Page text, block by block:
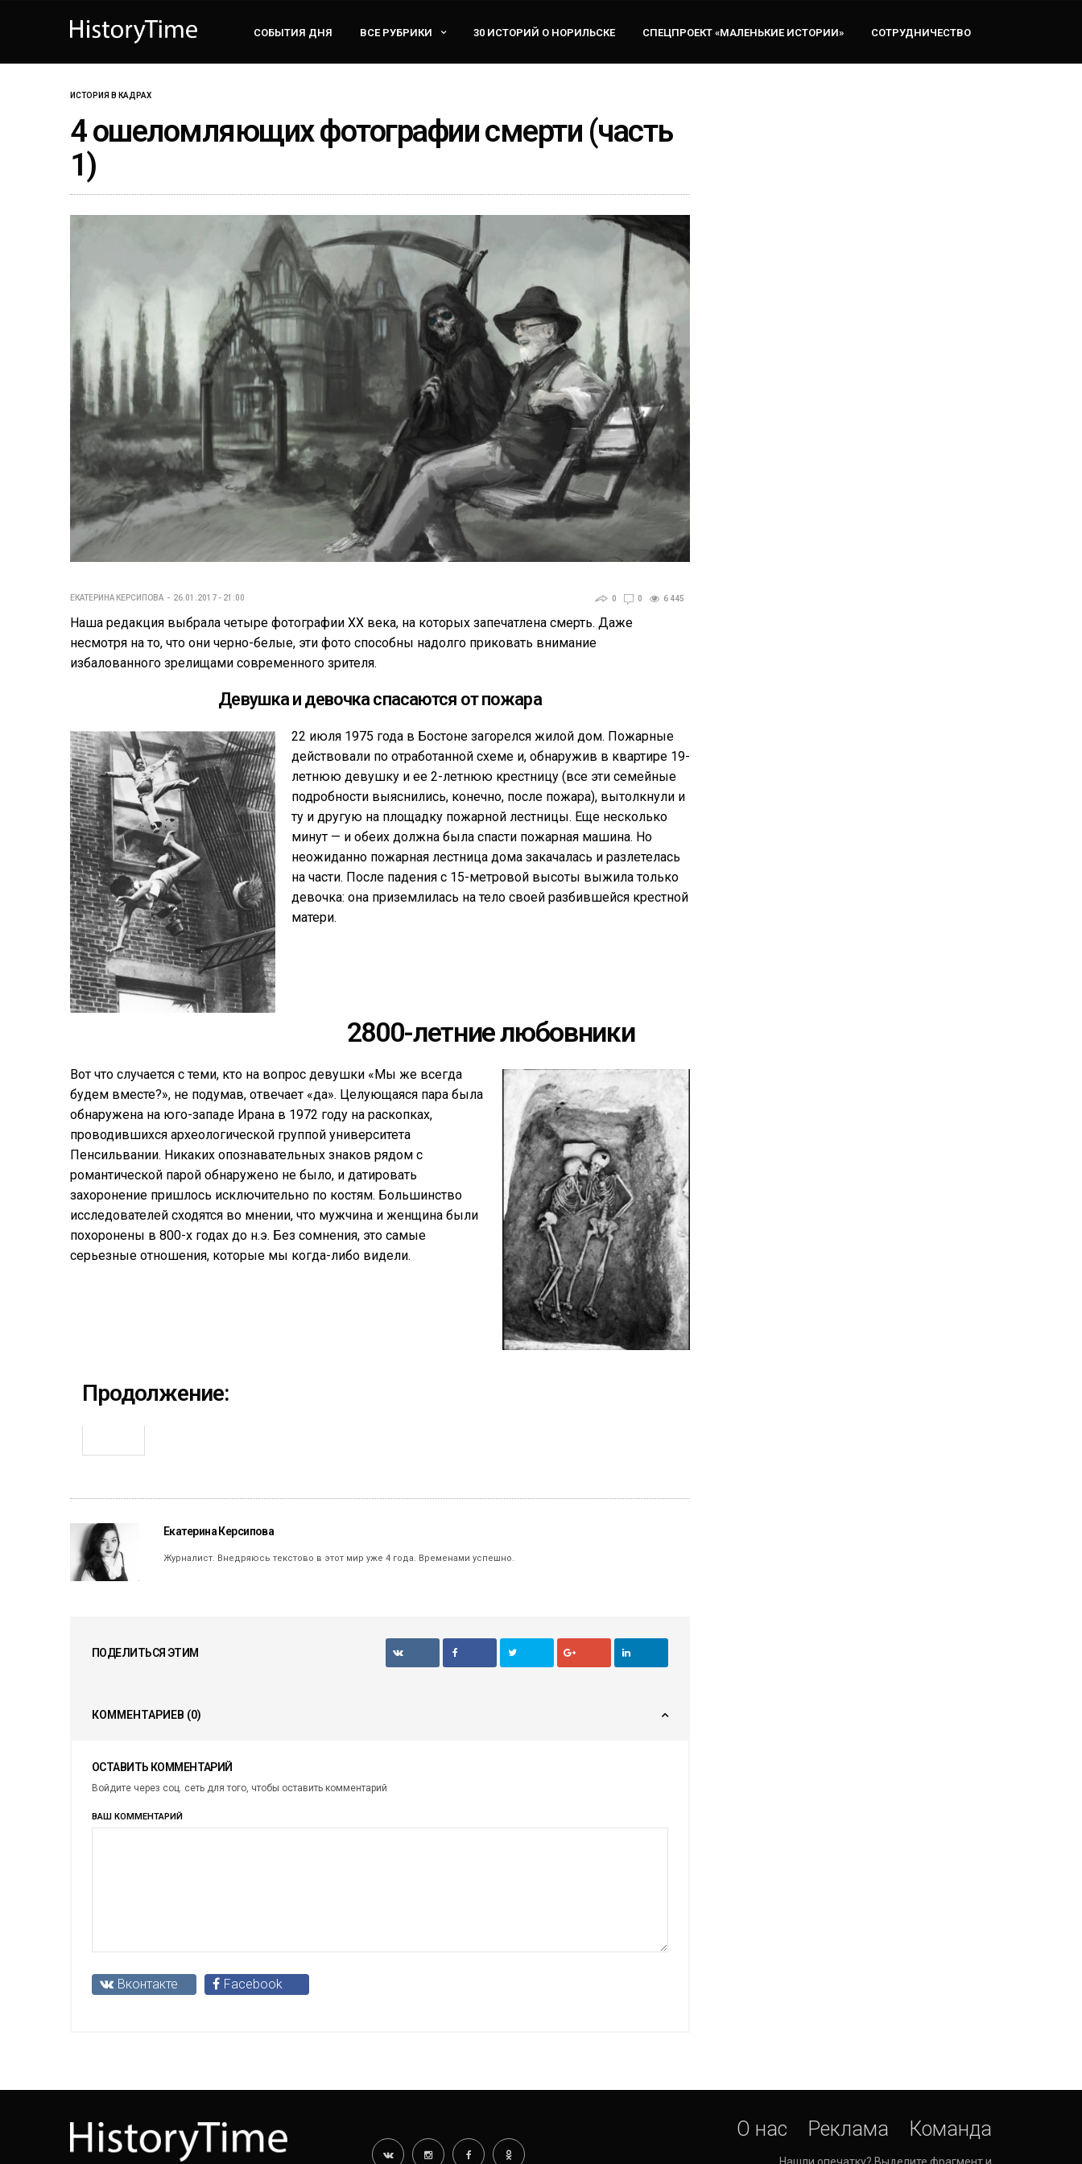
СОБЫТИЯ ДНЯ ВСЕ РУБРИКИ 30 ИСТОРИЙ О НОРИЛЬСКЕ СПЕЦПРОЕКТ «МАЛЕНЬКИЕ ИСТОРИИ» СОТРУДНИЧЕСТВО
ИСТОРИЯ В КАДРАХ
4 ошеломляющих фотографии смерти (часть
1)
ЕКАТЕРИНА КЕРСИПОВА 26.01.2017 - 21:00 0 0 6 445
Наша редакция выбрала четыре фотографии XX века, на которых запечатлена смерть. Даже
несмотря на то, что они черно-белые, эти фото способны надолго приковать внимание
избалованного зрелищами современного зрителя.
Девушка и девочка спасаются от пожара
22 июля 1975 года в Бостоне загорелся жилой дом. Пожарные
действовали по отработанной схеме и, обнаружив в квартире 19-
летнюю девушку и ее 2-летнюю крестницу (все эти семейные
подробности выяснились, конечно, после пожара), вытолкнули и
ту и другую на площадку пожарной лестницы. Еще несколько
минут — и обеих должна была спасти пожарная машина. Но
неожиданно пожарная лестница дома закачалась и разлетелась
на части. После падения с 15-метровой высоты выжила только
девочка: она приземлилась на тело своей разбившейся крестной
матери.
2800-летние любовники
Вот что случается с теми, кто на вопрос девушки «Мы же всегда
будем вместе?», не подумав, отвечает «да». Целующаяся пара была
обнаружена на юго-западе Ирана в 1972 году на раскопках,
проводившихся археологической группой университета
Пенсильвании. Никаких опознавательных знаков рядом с
романтической парой обнаружено не было, и датировать
захоронение пришлось исключительно по костям. Большинство
исследователей сходятся во мнении, что мужчина и женщина были
похоронены в 800-х годах до н.э. Без сомнения, это самые
серьезные отношения, которые мы когда-либо видели.
Продолжение:
Екатерина Керсипова
Журналист. Внедряюсь текстово в этот мир уже 4 года. Временами успешно.
ПОДЕЛИТЬСЯ ЭТИМ
КОММЕНТАРИЕВ (0)
ОСТАВИТЬ КОММЕНТАРИЙ
Войдите через соц. сеть для того, чтобы оставить комментарий
ВАШ КОММЕНТАРИЙ
Вконтакте Facebook
О нас Реклама Команда